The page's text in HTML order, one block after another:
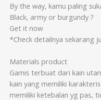
By the way, kamu paling
Black, army or burgundy ?
Get it now
*Check detailnya sekarang
Materials product
Gamis terbuat dari kain
kain yang memiliki
memiliki ketebalan yg pas,